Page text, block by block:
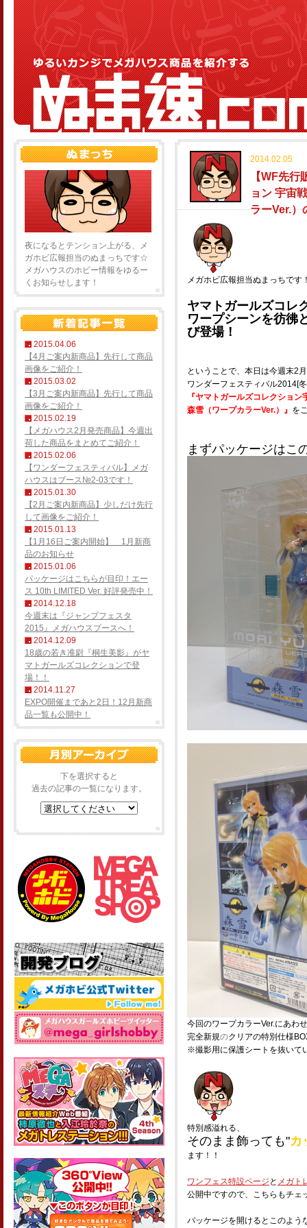
夜になるとテンション上がる、メ
ガホビ広報担当のぬまっちです☆
メガハウスのホビー情報をゆるー
くお知らせします！
2015.04.06
【4月ご案内新商品】先行して商品
画像をご紹介！
2015.03.02
【3月ご案内新商品】先行して商品
画像をご紹介！
2015.02.19
【メガハウス2月発売商品】今週出
荷した商品をまとめてご紹介！
2015.02.06
【ワンダーフェスティバル】メガ
ハウスはブース№2-03です！
2015.01.30
【2月ご案内新商品】少しだけ先行
して画像をご紹介！
2015.01.13
【1月16日ご案内開始】 1月新商
品のお知らせ
2015.01.06
パッケージはこちらが目印！エー
ス 10th LIMITED Ver. 好評発売中！
2014.12.18
今週末は『ジャンプフェスタ
2015』メガハウスブースへ！
2014.12.09
18歳の若き准尉『桐生美影』がヤ
マトガールズコレクションで登
場！！
2014.11.27
EXPO開催まであと2日！12月新商
品一覧も公開中！
下を選択すると
過去の記事の一覧になります。
2014.02.05
【WF先
ョン 宇宙
ラーVer.）
メガホビ広報担当ぬまっちです
ヤマトガールズコレ
ワープシーンを彷彿
び登場！
ということで、本日は今週末2
ワンダーフェスティバル2014[
『ヤマトガールズコレクショ
森雪（ワープカラーVer.）』 を
まずパッケージはこ
今回のワープカラーVer.にあわせ
完全新規のクリアの特別仕様
※撮影用に保護シートを抜いて
特別感溢れる、
そのまま飾っても"カ
ます！！
ワンフェス特設ページ と メガト
公開中ですので、こちらもチェ
パッケージを開けるとこのよう